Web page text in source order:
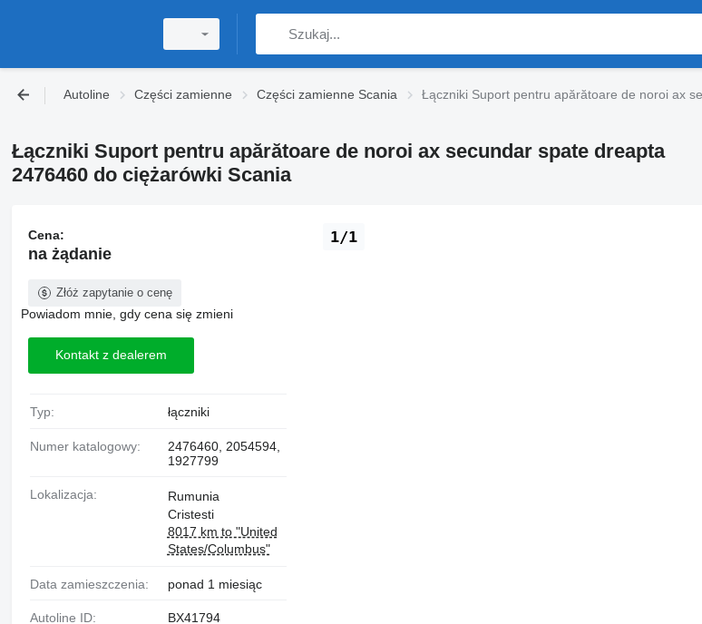
Autoline Części zamienne Części zamienne Scania Łączniki Suport pentru apărătoare de noroi ax
Łączniki Suport pentru apărătoare de noroi ax secundar spate dreapta
2476460 do ciężarówki Scania
1/1
Cena:
na żądanie
Złóż zapytanie o cenę
Powiadom mnie, gdy cena się zmieni
Kontakt z dealerem
Typ: łączniki
Numer katalogowy:
2476460, 2054594,
1927799
Lokalizacja:
Rumunia
Cristesti
8017 km to "United
States/Columbus"
Data zamieszczenia: ponad 1 miesiąc
Autoline ID: BX41794